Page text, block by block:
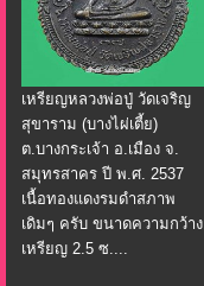
เหรียญหลวงพ่อปู่ วัดเจริญ
สุขาราม (บางไผ่เตี้ย)
ต.บางกระเจ้า อ.เมือง จ.
สมุทรสาคร ปี พ.ศ. 2537
เนื้อทองแดงรมดำสภาพ
เดิมๆ ครับ ขนาดความกว้าง
เหรียญ 2.5 ซ....